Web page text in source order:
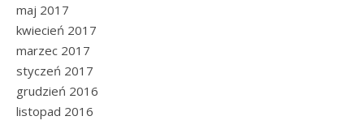
maj 2017
kwiecień 2017
marzec 2017
styczeń 2017
grudzień 2016
listopad 2016